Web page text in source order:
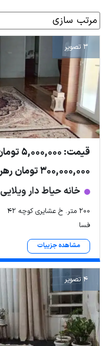
3 تصویر
قیمت: 5,000,000 تومان اجاره
300,000,000 تومان رهن
خانه حیاط دار ویلایی
200 متر. خ عشایری کوچه 42
فسا
مشاهده جزییات
4 تصویر